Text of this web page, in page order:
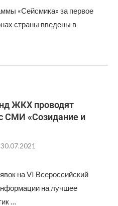
«Сейсмика» за первое
страны введены в
ЖКХ проводят
СМИ «Созидание и
30.07.2021
на VI Всероссийский
на лучшее
…